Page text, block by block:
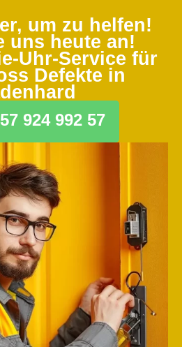
um zu helfen!
uns heute an!
Uhr-Service für
Defekte in
924 992 57